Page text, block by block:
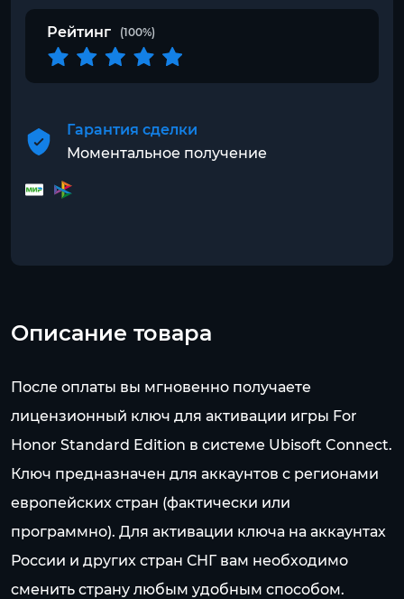
Рейтинг (100%)
Гарантия сделки
Моментальное получение
Описание товара
После оплаты вы мгновенно получаете
лицензионный ключ для активации игры For
Honor Standard Edition в системе Ubisoft Connect.
Ключ предназначен для аккаунтов с регионами
европейских стран (фактически или
программно). Для активации ключа на аккаунтах
России и других стран СНГ вам необходимо
сменить страну любым удобным способом.